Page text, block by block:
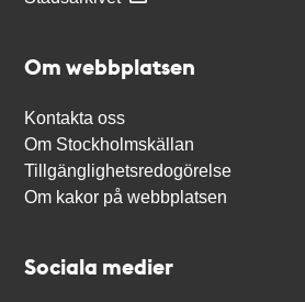
Om webbplatsen
Kontakta oss
Om Stockholmskällan
Tillgänglighetsredogörelse
Om kakor på webbplatsen
Sociala medier